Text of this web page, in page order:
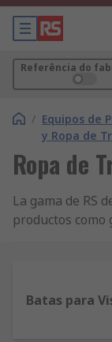
Referência do
/ Equipos de
y Ropa de
Ropa de
La gama de RS
productos como
protección, que
acero de
Batas para